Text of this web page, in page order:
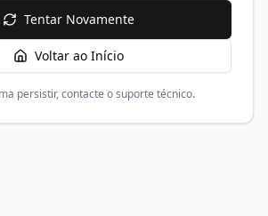
Tentar Novamente
Voltar ao Início
persistir, contacte o suporte técnico.